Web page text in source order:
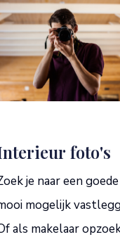
foto's
je naar een
mogelijk
als makelaar